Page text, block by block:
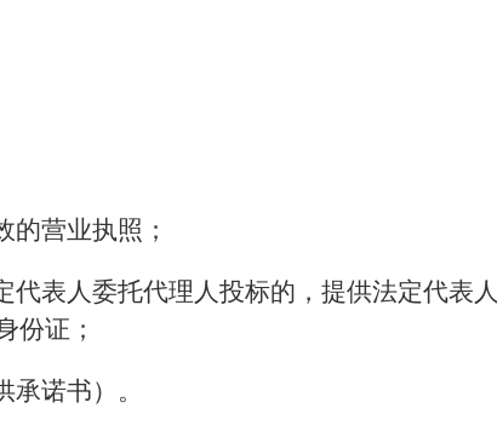
的营业执照；
代表人委托代理人投标的，提供法定代表人
份证；
诺书）。